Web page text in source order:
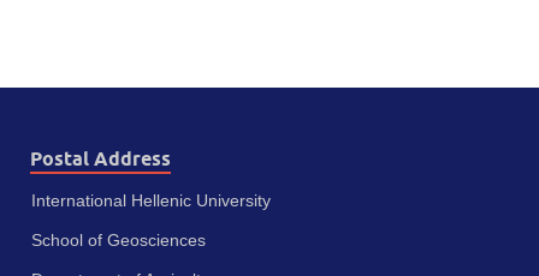
Postal Address
International Hellenic University
School of Geosciences